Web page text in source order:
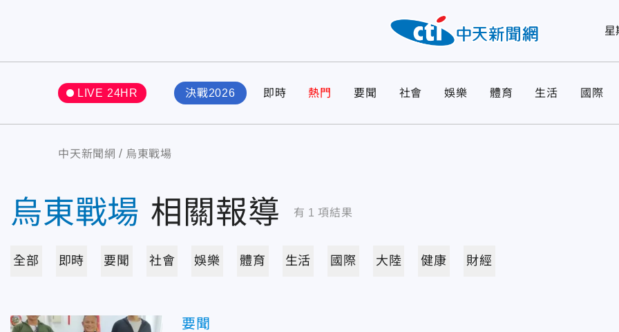
星
LIVE 24HR 決戰2026 即時 熱門 要聞 社會 娛樂 體育 生活 國際
中天新聞網 烏東戰場
烏東戰場 相關報導 有 1 項結果
全部 即時 要聞 社會 娛樂 體育 生活 國際 大陸 健康 財經
要聞